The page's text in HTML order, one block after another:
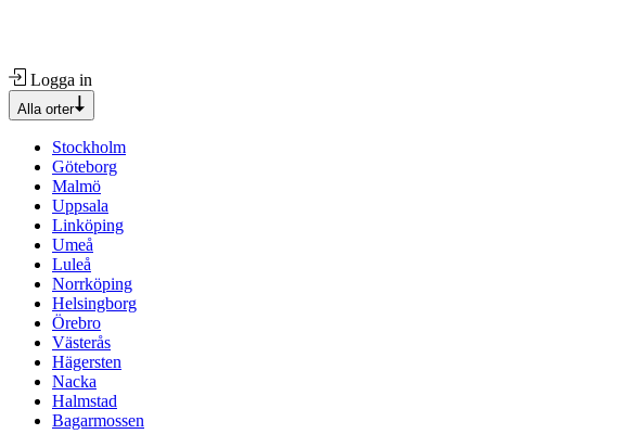
Logga in
Alla orter
Stockholm
Göteborg
Malmö
Uppsala
Linköping
Umeå
Luleå
Norrköping
Helsingborg
Örebro
Västerås
Hägersten
Nacka
Halmstad
Bagarmossen